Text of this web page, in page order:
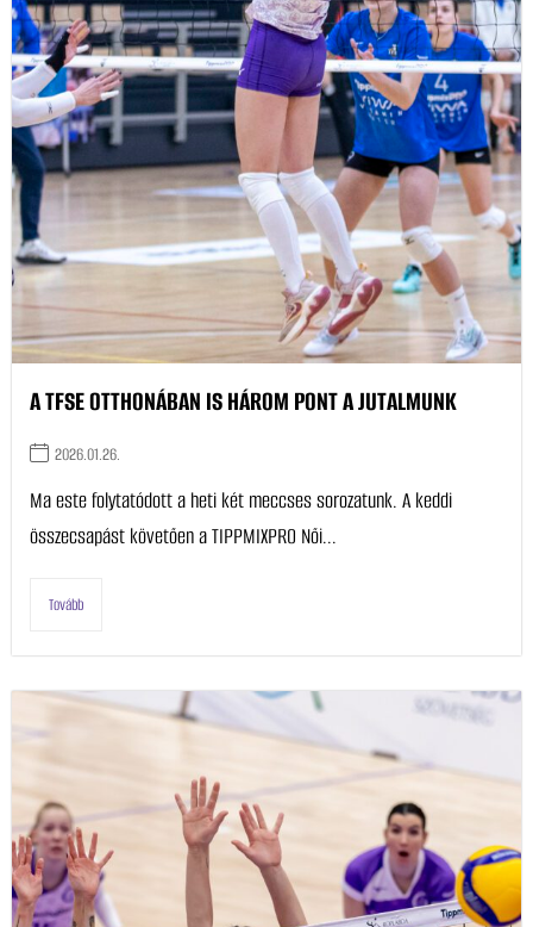
A TFSE OTTHONÁBAN IS HÁROM PONT A JUTALMUNK
2026.01.26.
Ma este folytatódott a heti két meccses sorozatunk. A keddi
összecsapást követően a TIPPMIXPRO Női...
Tovább